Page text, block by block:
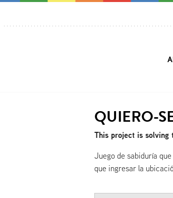
QUIERO-
This project is solving
Juego de sabiduría
que ingresar la